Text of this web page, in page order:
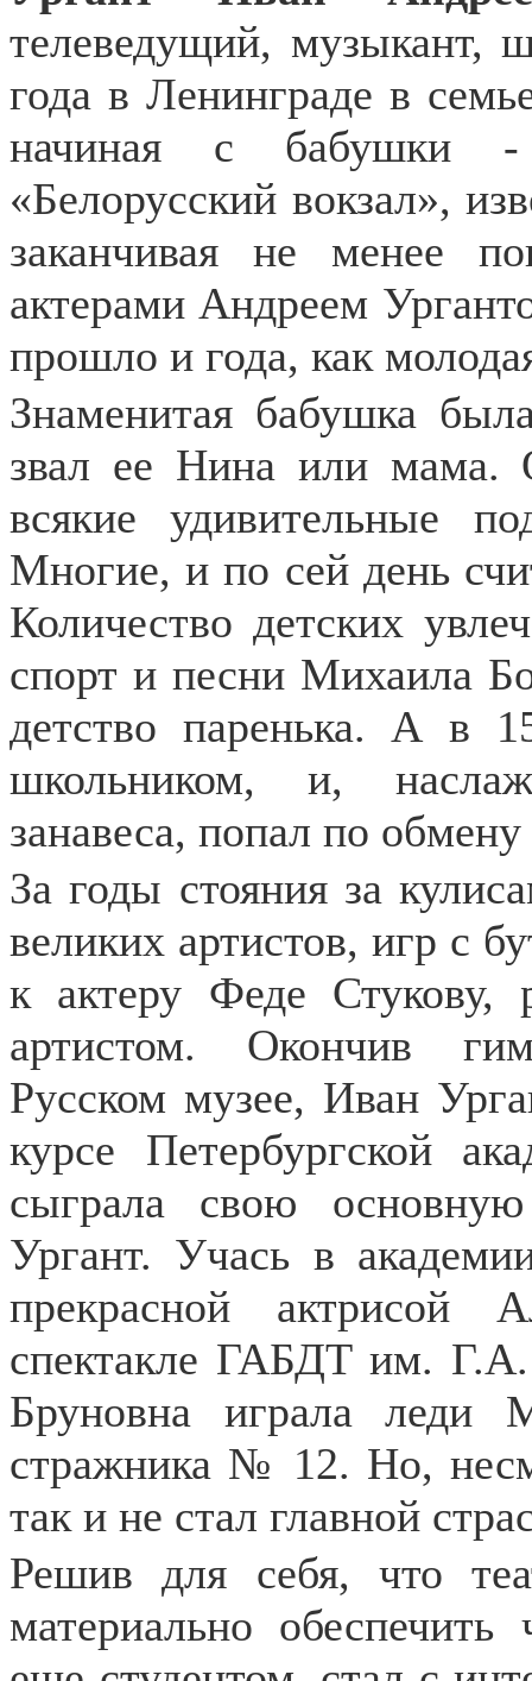
телеведущий, музыкант,
года в Ленинграде в
начиная с бабушки -
«Белорусский вокзал»,
заканчивая не менее
актерами Андреем
прошло и года, как
Знаменитая бабушка
звал ее Нина или мама.
всякие удивительные
Многие, и по сей день
Количество детских
спорт и песни Михаила
детство паренька. А в
школьником, и,
занавеса, попал по
За годы стояния за
великих артистов, игр с
к актеру Феде Стукову,
артистом. Окончив
Русском музее, Иван
курсе Петербургской
сыграла свою
Ургант. Учась в
прекрасной актрисой
спектакле ГАБДТ им.
Бруновна играла
стражника № 12. Но,
так и не стал главной
Решив для себя, что
материально